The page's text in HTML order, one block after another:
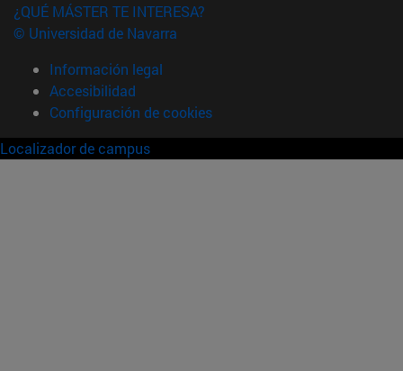
¿QUÉ MÁSTER TE INTERESA?
© Universidad de Navarra
Información legal
Accesibilidad
Configuración de cookies
Localizador de campus